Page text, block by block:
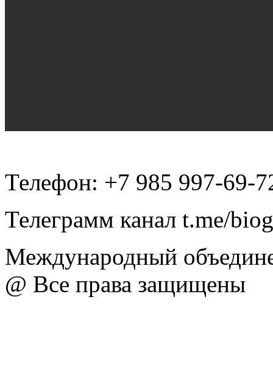
Телефон: +7 985 997-69-
Телеграмм канал t.me/
Международный
@ Все права защищены